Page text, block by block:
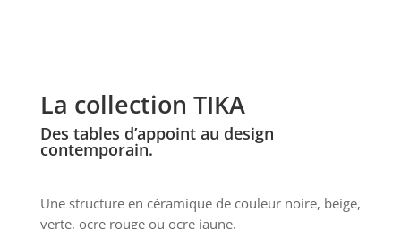
La collection TIKA
Des tables d’appoint au design
contemporain.
Une structure en céramique de couleur noire, beige,
verte, ocre rouge ou ocre jaune.